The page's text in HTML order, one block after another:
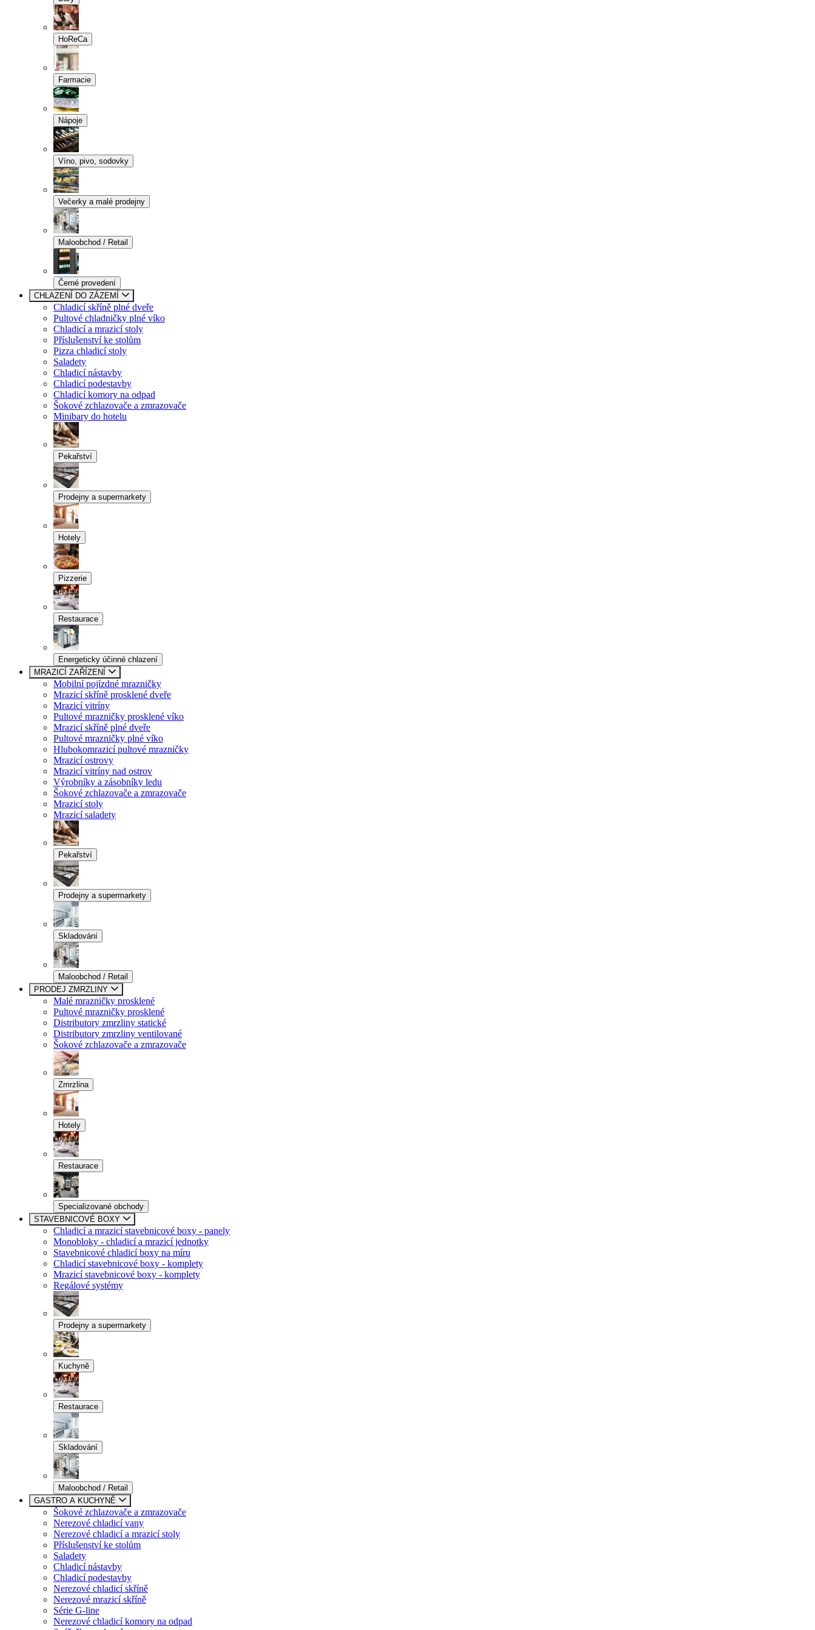
HoReCa
Farmacie
Nápoje
Víno, pivo, sodovky
Večerky a malé prodejny
Maloobchod / Retail
Černé provedení
CHLAZENÍ DO ZÁZEMÍ
Chladicí skříně plné dveře
Pultové chladničky plné víko
Chladicí a mrazicí stoly
Příslušenství ke stolům
Pizza chladicí stoly
Saladety
Chladicí nástavby
Chladicí podestavby
Chladicí komory na odpad
Šokové zchlazovače a zmrazovače
Minibary do hotelu
Pekařství
Prodejny a supermarkety
Hotely
Pizzerie
Restaurace
Energeticky účinné chlazení
MRAZICÍ ZAŘÍZENÍ
Mobilní pojízdné mrazničky
Mrazicí skříně prosklené dveře
Mrazicí vitríny
Pultové mrazničky prosklené víko
Mrazicí skříně plné dveře
Pultové mrazničky plné víko
Hlubokomrazicí pultové mrazničky
Mrazicí ostrovy
Mrazicí vitríny nad ostrov
Výrobníky a zásobníky ledu
Šokové zchlazovače a zmrazovače
Mrazicí stoly
Mrazicí saladety
Pekařství
Prodejny a supermarkety
Skladování
Maloobchod / Retail
PRODEJ ZMRZLINY
Malé mrazničky prosklené
Pultové mrazničky prosklené
Distributory zmrzliny statické
Distributory zmrzliny ventilované
Šokové zchlazovače a zmrazovače
Zmrzlina
Hotely
Restaurace
Specializované obchody
STAVEBNICOVÉ BOXY
Chladicí a mrazicí stavebnicové boxy - panely
Monobloky - chladicí a mrazicí jednotky
Stavebnicové chladicí boxy na míru
Chladicí stavebnicové boxy - komplety
Mrazicí stavebnicové boxy - komplety
Regálové systémy
Prodejny a supermarkety
Kuchyně
Restaurace
Skladování
Maloobchod / Retail
GASTRO A KUCHYNĚ
Šokové zchlazovače a zmrazovače
Nerezové chladicí vany
Nerezové chladicí a mrazicí stoly
Příslušenství ke stolům
Saladety
Chladicí nástavby
Chladicí podestavby
Nerezové chladicí skříně
Nerezové mrazicí skříně
Série G-line
Nerezové chladicí komory na odpad